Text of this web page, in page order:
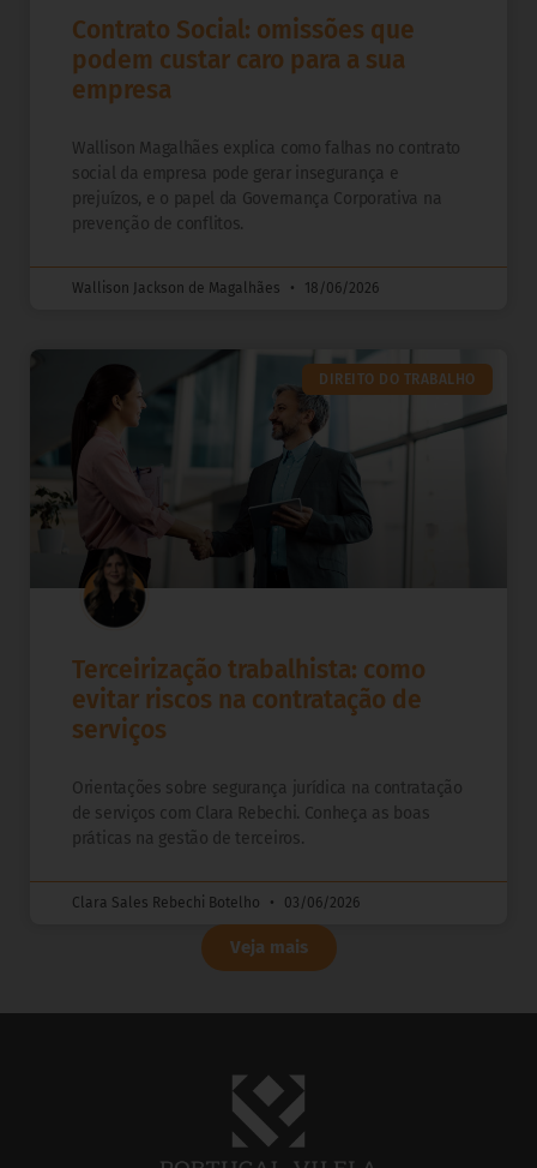
Contrato Social: omissões que
podem custar caro para a sua
empresa
Wallison Magalhães explica como falhas no contrato
social da empresa pode gerar insegurança e
prejuízos, e o papel da Governança Corporativa na
prevenção de conflitos.
Wallison Jackson de Magalhães 18/06/2026
DIREITO DO TRABALHO
Terceirização trabalhista: como
evitar riscos na contratação de
serviços
Orientações sobre segurança jurídica na contratação
de serviços com Clara Rebechi. Conheça as boas
práticas na gestão de terceiros.
Clara Sales Rebechi Botelho 03/06/2026
Veja mais